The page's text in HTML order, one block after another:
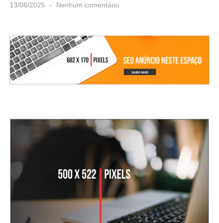
13/06/2025 Nenhum comentário